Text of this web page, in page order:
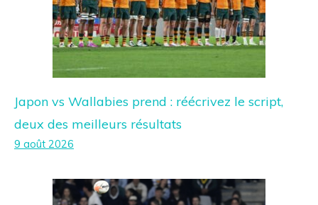
Japon vs Wallabies prend : réécrivez le script,
deux des meilleurs résultats
9 août 2026